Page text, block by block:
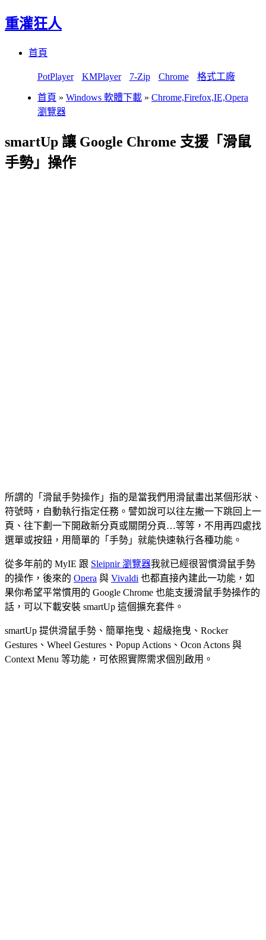
重灌狂人
首頁
PotPlayer KMPlayer 7-Zip Chrome 格式工廠
首頁 » Windows 軟體下載 » Chrome,Firefox,IE,Opera
瀏覽器
smartUp 讓 Google Chrome 支援「滑鼠
手勢」操作
所謂的「滑鼠手勢操作」指的是當我們用滑鼠畫出某個形狀、
符號時，自動執行指定任務。譬如說可以往左撇一下跳回上一
頁、往下劃一下開啟新分頁或關閉分頁…等等，不用再四處找
選單或按鈕，用簡單的「手勢」就能快速執行各種功能。
從多年前的 MyIE 跟 Sleipnir 瀏覽器我就已經很習慣滑鼠手勢
的操作，後來的 Opera 與 Vivaldi 也都直接內建此一功能，如
果你希望平常慣用的 Google Chrome 也能支援滑鼠手勢操作的
話，可以下載安裝 smartUp 這個擴充套件。
smartUp 提供滑鼠手勢、簡單拖曳、超級拖曳、Rocker
Gestures、Wheel Gestures、Popup Actions、Ocon Actons 與
Context Menu 等功能，可依照實際需求個別啟用。